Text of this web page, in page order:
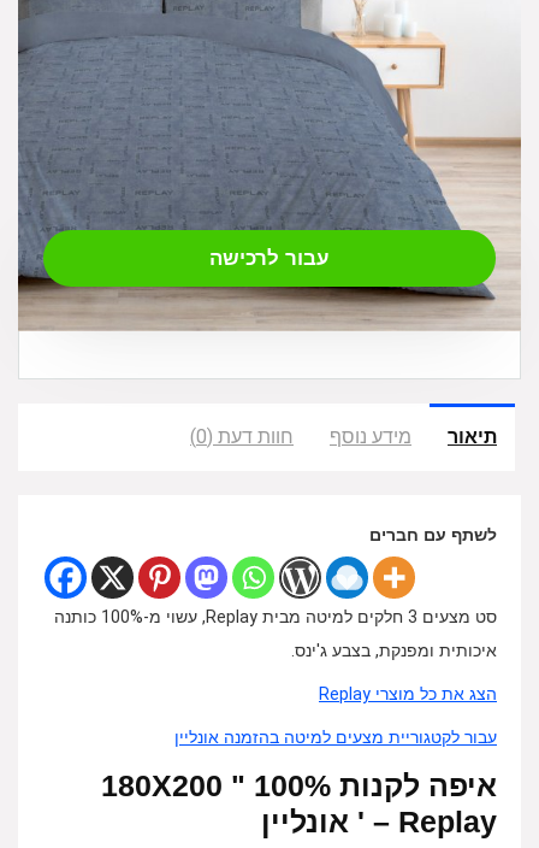
₪249.00
עבור לרכישה
תיאור מידע נוסף חוות דעת (0)
לשתף עם חברים
סט מצעים 3 חלקים למיטה מבית Replay, עשוי מ-100% כותנה
איכותית ומפנקת, בצבע ג'ינס.
הצג את כל מוצרי Replay
עבור לקטגוריית מצעים למיטה בהזמנה אונליין
איפה לקנות 100% 180X200 "
Replay – ' אונליין